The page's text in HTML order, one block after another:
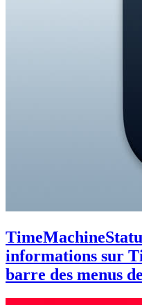
informations sur
barre des menus